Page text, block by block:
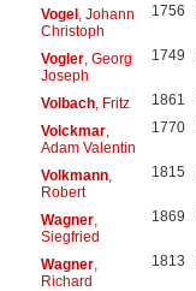
Vogel, Johann
Christoph
1756
Vogler, Georg
Joseph
1749
Volbach, Fritz 1861
Volckmar,
Adam Valentin
1770
Volkmann,
Robert
1815
Wagner,
Siegfried
1869
Wagner,
Richard
1813